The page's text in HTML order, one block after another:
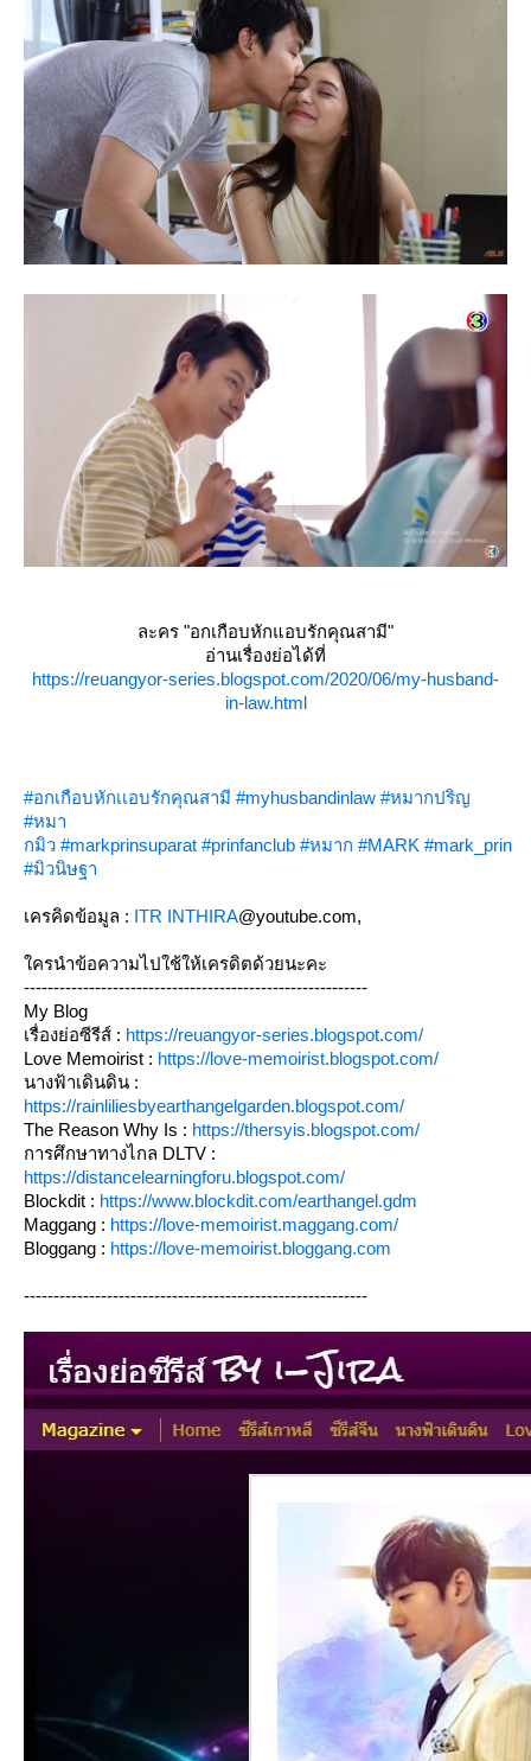
ละคร "อกเกือบหักแอบรักคุณสามี"
อ่านเรื่องย่อได้ที่
https://reuangyor-series.blogspot.com/2020/06/my-husband-
in-law.html
#อกเกือบหักเเอบรักคุณสามี #myhusbandinlaw #หมากปริญ
#หมา
กมิว #markprinsuparat #prinfanclub #หมาก #MARK #mark_prin
#มิวนิษฐา
เครคิดข้อมูล : ITR INTHIRA@youtube.com,
ใครนำข้อความไปใช้ให้เครดิตด้วยนะคะ
----------------------------------------------------------
My Blog
เรื่องย่อซีรีส์ : https://reuangyor-series.blogspot.com/
Love Memoirist : https://love-memoirist.blogspot.com/
นางฟ้าเดินดิน :
https://rainliliesbyearthangelgarden.blogspot.com/
The Reason Why Is : https://thersyis.blogspot.com/
การศึกษาทางไกล DLTV :
https://distancelearningforu.blogspot.com/
Blockdit : https://www.blockdit.com/earthangel.gdm
Maggang : https://love-memoirist.maggang.com/
Bloggang : https://love-memoirist.bloggang.com
----------------------------------------------------------